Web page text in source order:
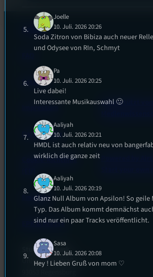
Kontakt
Satzung
Datenschutz
Cookie-Richtlinie
Empfang
EPK & Presse
Unterstützt
Studentenfunk
Universitätsstraße 31
Joelle
10. Juli. 2026 20:26
Soda Zitron von Bibiza auch neuer
und Odysee von RIn, Schmyt
Pa
10. Juli. 2026 20:25
Live dabei!
Interessante Musikauswahl 🙂
Aaliyah
10. Juli. 2026 20:21
HMDL ist auch relativ neu von
wirklich die ganze zeit
Aaliyah
10. Juli. 2026 20:19
Glanz Null Album von Apsilon! So geile
Typ. Das Album kommt demnächst
sind nur ein paar Tracks veröffentlicht.
Sasa
10. Juli. 2026 20:08
Hey ! Lieben Gruß von mom ♡